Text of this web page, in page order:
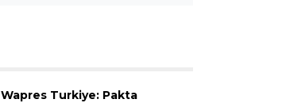
Wapres Turkiye: Pakta